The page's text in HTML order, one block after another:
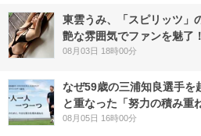
東雲うみ、「スピリッツ」
艶な雰囲気でファンを魅了！
08月03日 18時00分
なぜ59歳の三浦知良選手
と重なった「努力の積み重
08月05日 16時00分